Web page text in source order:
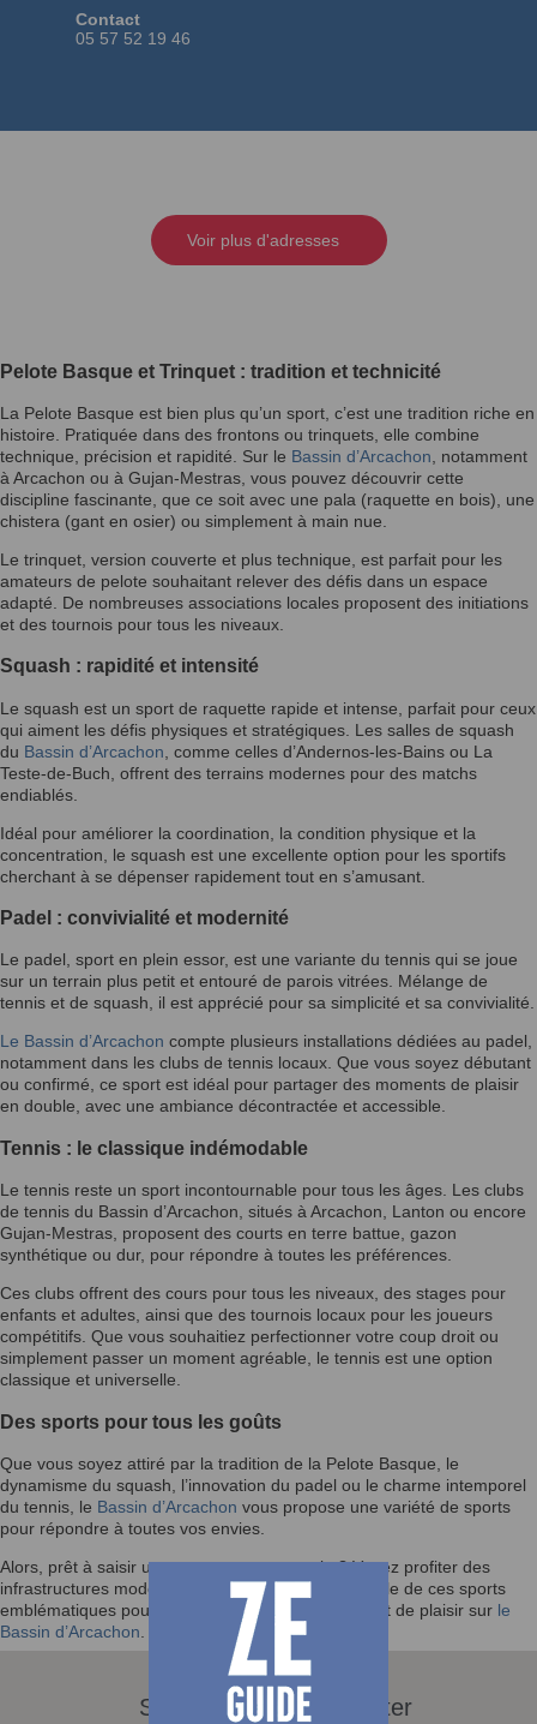
Contact
05 57 52 19 46
Voir plus d'adresses
Pelote Basque et Trinquet : tradition et technicité
La Pelote Basque est bien plus qu’un sport, c’est une tradition riche en
histoire. Pratiquée dans des frontons ou trinquets, elle combine
technique, précision et rapidité. Sur le Bassin d’Arcachon , notamment
à Arcachon ou à Gujan-Mestras, vous pouvez découvrir cette
discipline fascinante, que ce soit avec une pala (raquette en bois), une
chistera (gant en osier) ou simplement à main nue.
Le trinquet, version couverte et plus technique, est parfait pour les
amateurs de pelote souhaitant relever des défis dans un espace
adapté. De nombreuses associations locales proposent des initiations
et des tournois pour tous les niveaux.
Squash : rapidité et intensité
Le squash est un sport de raquette rapide et intense, parfait pour ceux
qui aiment les défis physiques et stratégiques. Les salles de squash
du Bassin d’Arcachon , comme celles d’Andernos-les-Bains ou La
Teste-de-Buch, offrent des terrains modernes pour des matchs
endiablés.
Idéal pour améliorer la coordination, la condition physique et la
concentration, le squash est une excellente option pour les sportifs
cherchant à se dépenser rapidement tout en s’amusant.
Padel : convivialité et modernité
Le padel, sport en plein essor, est une variante du tennis qui se joue
sur un terrain plus petit et entouré de parois vitrées. Mélange de
tennis et de squash, il est apprécié pour sa simplicité et sa convivialité.
Le Bassin d’Arcachon compte plusieurs installations dédiées au padel,
notamment dans les clubs de tennis locaux. Que vous soyez débutant
ou confirmé, ce sport est idéal pour partager des moments de plaisir
en double, avec une ambiance décontractée et accessible.
Tennis : le classique indémodable
Le tennis reste un sport incontournable pour tous les âges. Les clubs
de tennis du Bassin d’Arcachon, situés à Arcachon, Lanton ou encore
Gujan-Mestras, proposent des courts en terre battue, gazon
synthétique ou dur, pour répondre à toutes les préférences.
Ces clubs offrent des cours pour tous les niveaux, des stages pour
enfants et adultes, ainsi que des tournois locaux pour les joueurs
compétitifs. Que vous souhaitiez perfectionner votre coup droit ou
simplement passer un moment agréable, le tennis est une option
classique et universelle.
Des sports pour tous les goûts
Que vous soyez attiré par la tradition de la Pelote Basque, le
dynamisme du squash, l’innovation du padel ou le charme intemporel
du tennis, le Bassin d’Arcachon vous propose une variété de sports
pour répondre à toutes vos envies.
Alors, prêt à saisir une raquette ou une pala ? Venez profiter des
infrastructures modernes et de l’ambiance conviviale de ces sports
emblématiques pour vivre des moments de sport et de plaisir sur le
Bassin d’Arcachon
S'abonner à la Newsletter